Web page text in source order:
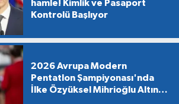
hamle! Kimlik ve Pasaport
Kontrolü Başlıyor
2026 Avrupa Modern
Pentatlon Şampiyonası'nda
İlke Özyüksel Mihrioğlu Altın